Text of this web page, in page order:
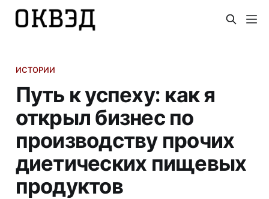
ИСТОРИИ
Путь к успеху: как я
открыл бизнес по
производству прочих
диетических пищевых
продуктов